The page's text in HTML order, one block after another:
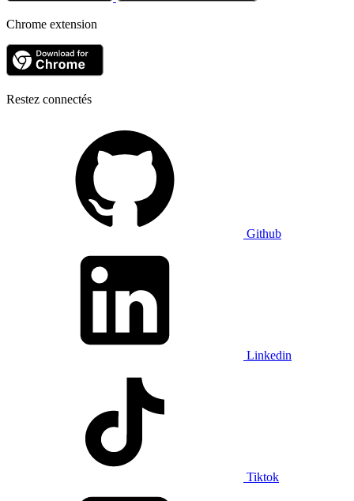
Chrome extension
Restez connectés
Github
Linkedin
Tiktok